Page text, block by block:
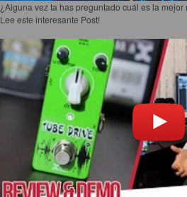
¿Alguna vez ta has preguntado cuál es la
Lee este interesante Post!